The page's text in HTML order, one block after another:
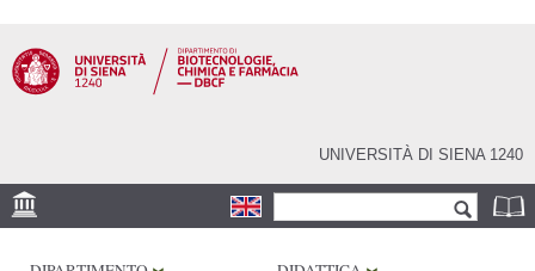
contenuto
principale
UNIVERSITÀ DI SIENA 1240
Form di ricerca